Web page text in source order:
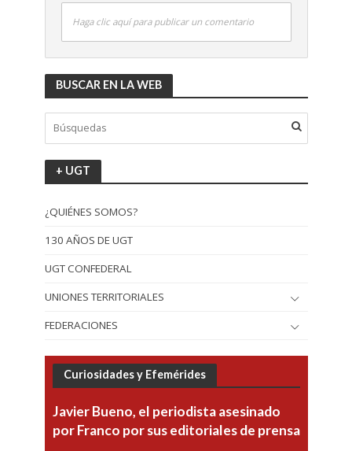
Haga clic aquí para publicar un comentario
BUSCAR EN LA WEB
+ UGT
¿QUIÉNES SOMOS?
130 AÑOS DE UGT
UGT CONFEDERAL
UNIONES TERRITORIALES
FEDERACIONES
Curiosidades y Efemérides
Javier Bueno, el periodista asesinado
por Franco por sus editoriales de prensa